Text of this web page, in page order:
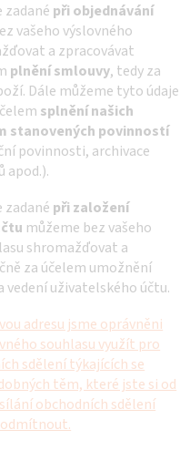
při objednávání
vašeho výslovného
a zpracovávat
plnění smlouvy, tedy za
Dále můžeme tyto údaje
splnění našich
stanovených povinností
povinnosti, archivace
apod.).
při založení
můžeme bez vašeho
shromažďovat a
za účelem umožnění
vedení uživatelského účtu.
adresu jsme oprávněni
souhlasu využít pro
sdělení týkajících se
těm, které jste si od
obchodních sdělení